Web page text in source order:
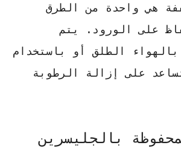
هي واحدة من الطرق
على الورود. يتم
الطلق أو باستخدام
على إزالة الرطوبة
بالجليسرين